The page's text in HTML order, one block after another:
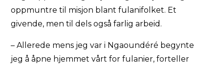
oppmuntre til misjon blant fulanifolket. Et
givende, men til dels også farlig arbeid.
– Allerede mens jeg var i Ngaoundéré begynte
jeg å åpne hjemmet vårt for fulanier, forteller